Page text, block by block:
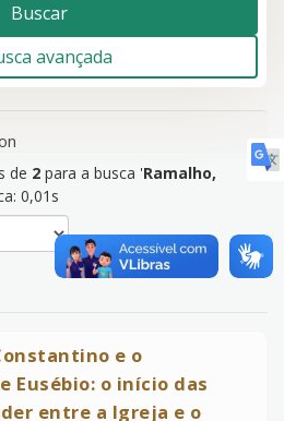
Buscar
avançada
de 2 para a busca 'Ramalho,
0,01s
e o
Eusébio: o início das
entre a Igreja e o